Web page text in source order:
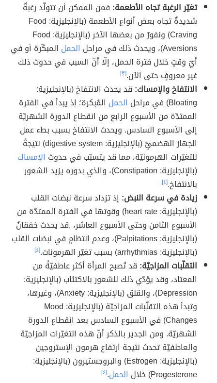
تغيّر الرغبة تجاه الأطعمة: فمن الممكن أن تتولّد رغبةٌ
شديدةٌ تجاه بعض أنواع الأطعمة (بالإنجليزية: Food
Craving) ونفورٌ من بعضها الآخر (بالإنجليزية: Food
Aversions)، ويحدث ذلك في مراحل
الحمل المبكّرة أو في
أيّ وقتٍ خلال فترة الحمل، إلّا أنّ السبب في حدوث ذلك
غير معروفٍ حتى الآن.[٣]
الانتفاخ والإمساك: قد يحدث الانتفاخ (بالإنجليزية:
Bloating) في مراحل
الحمل المُبكرة؛ إذ يبدأ في الفترة
الممتدّة من الأسبوع الرابع من انقطاع الدورة الشهريّة
إلى الأسبوع السادس. ويحدث الانتفاخ بسبب بطء عمل
الجهاز الهضميّ (بالإنجليزية: digestive system) نتيجةً
للتغيّرات الهرمونيّة، مما قد يتسبّب في حدوث الإمساك
(بالإنجليزية: Constipation)، والذي بدوره يزيد الشعور
بالانتفاخ.[٤]
زيادة في سرعة النبض: إذ تزداد سرعة نبضات القلب
(بالإنجليزية: heart rate) وقوتها في الفترة الممتدّة من
الأسبوع الثامن وحتى الأسبوع العاشر، ,قد يحدث خفقانٌ
(بالإنجليزية: Palpitations)، وعدم انتظامٍ في نبضات القلب
(بالإنجليزية: arrhythmias) بسبب تغيّر الهرمونات.
[٤]
التقلّبات المزاجيّة: قد تُصبح المرأة أكثر عاطفيّةً من
المعتاد، وقد يؤدّي ذلك للشعور بالاكتئاب (بالإنجليزية:
Depression)، والقلق (بالإنجليزية: Anxiety)، وغيرها،
وتبدأ هذه التقلّبات المزاجيّة (بالإنجليزية: Mood
Changes) في الأسبوع السادس بعد انقطاع الدورة
الشهريّة. ومن الجدير بالذكر أنّ هذه التغيّرات المزاجيّة
والعاطفيّة تحدث نتيجة ارتفاع هرمون الإستروجين
(بالإنجليزية: Estrogen) والبروجستيرون (بالإنجليزية:
Progesterone) خلال
الحمل.[٤]